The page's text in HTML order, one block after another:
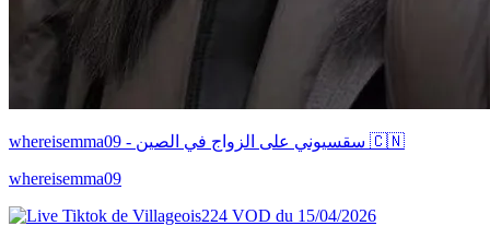
whereisemma09 - سقسيوني على الزواج في الصين 🇨🇳
whereisemma09